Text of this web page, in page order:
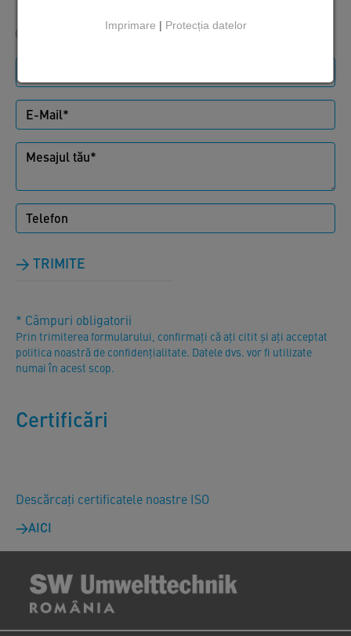
Doamnă
TRIMITE
* Câmpuri obligatorii
Prin trimiterea formularului, confirmați că ați citit și ați acceptat
politica noastră de confidențialitate. Datele dvs. vor fi utilizate
numai în acest scop.
Certificări
Descărcați certificatele noastre ISO
AICI
Imprimare | Protecția datelor